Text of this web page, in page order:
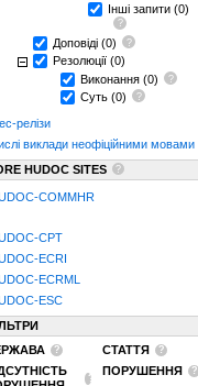
Інші запити (0)
Доповіді (0)
Резолюції (0)
Виконання (0)
Суть (0)
релізи
виклади неофіційними мовами
HUDOC SITES
COMMHR
CPT
ECRI
ECRML
ESC
СТАТТЯ
ПОРУШЕННЯ